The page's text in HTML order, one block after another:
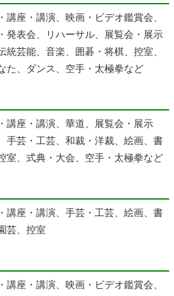
講座・講演、映画・ビデオ鑑賞会、
発表会、リハーサル、展覧会・展示
統芸能、音楽、囲碁・将棋、控室、
た、ダンス、空手・太極拳など
講座・講演、華道、展覧会・展示
手芸・工芸、和裁・洋裁、絵画、書
室、式典・大会、空手・太極拳など
講座・講演、手芸・工芸、絵画、書
芸、控室
講座・講演、映画・ビデオ鑑賞会、